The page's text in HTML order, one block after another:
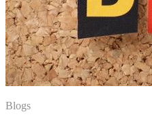
Blogs